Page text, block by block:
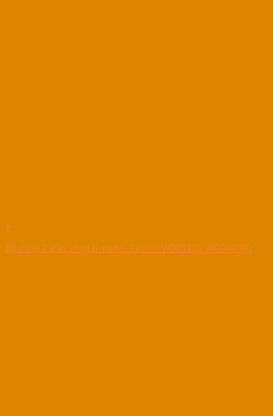
+
Bộ cờ lê 2 đầu vòng 8 món 6-22 mm W003302 WORKPRO